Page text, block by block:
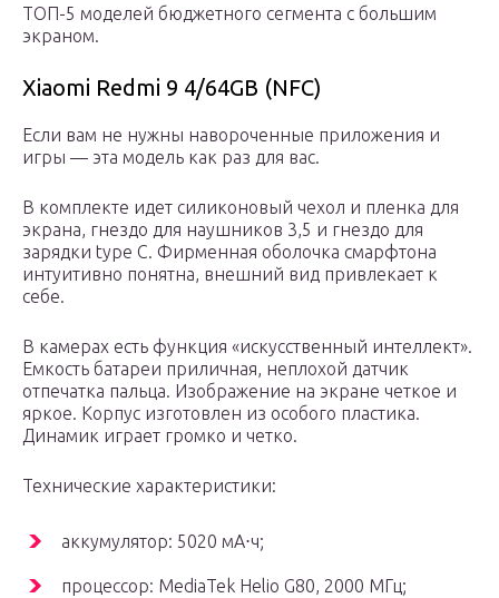
ТОП-5 моделей бюджетного сегмента с большим
экраном.
Xiaomi Redmi 9 4/64GB (NFC)
Если вам не нужны навороченные приложения и
игры — эта модель как раз для вас.
В комплекте идет силиконовый чехол и пленка для
экрана, гнездо для наушников 3,5 и гнездо для
зарядки type C. Фирменная оболочка смарфтона
интуитивно понятна, внешний вид привлекает к
себе.
В камерах есть функция «искусственный интеллект».
Емкость батареи приличная, неплохой датчик
отпечатка пальца. Изображение на экране четкое и
яркое. Корпус изготовлен из особого пластика.
Динамик играет громко и четко.
Технические характеристики:
аккумулятор: 5020 мА⋅ч;
процессор: MediaTek Helio G80, 2000 МГц;